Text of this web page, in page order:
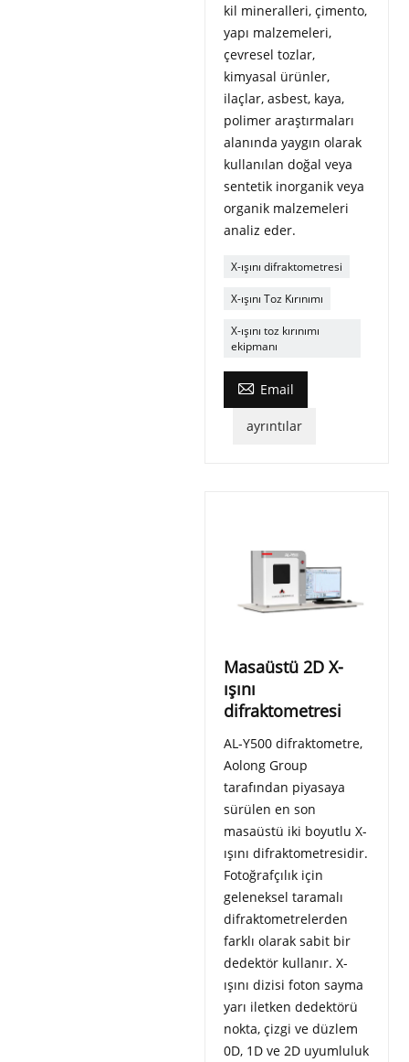
kil mineralleri, çimento,
yapı malzemeleri,
çevresel tozlar,
kimyasal ürünler,
ilaçlar, asbest, kaya,
polimer araştırmaları
alanında yaygın olarak
kullanılan doğal veya
sentetik inorganik veya
organik malzemeleri
analiz eder.
X-ışını difraktometresi
X-ışını Toz Kırınımı
X-ışını toz kırınımı
ekipmanı
 Email
ayrıntılar
Masaüstü 2D X-
ışını
difraktometresi
AL-Y500 difraktometre,
Aolong Group
tarafından piyasaya
sürülen en son
masaüstü iki boyutlu X-
ışını difraktometresidir.
Fotoğrafçılık için
geleneksel taramalı
difraktometrelerden
farklı olarak sabit bir
dedektör kullanır. X-
ışını dizisi foton sayma
yarı iletken dedektörü
nokta, çizgi ve düzlem
0D, 1D ve 2D uyumluluk